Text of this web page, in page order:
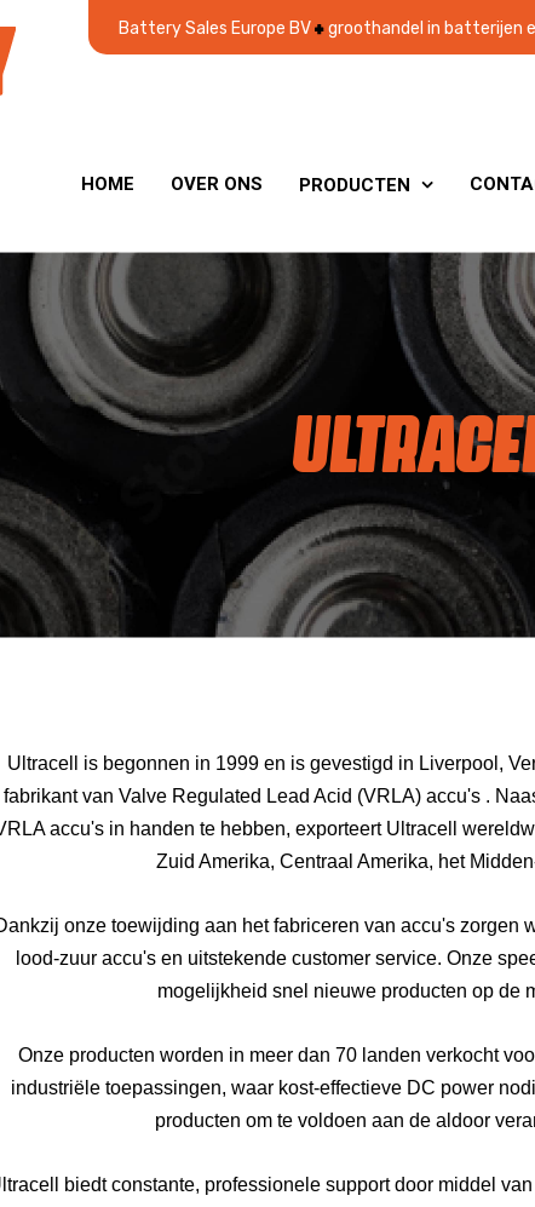
Battery Sales Europe BV groothandel in batterijen
HOME OVER ONS PRODUCTEN 
Ultracell is begonnen in 1999 en is gevestigd in Liverpool,
fabrikant van Valve Regulated Lead Acid (VRLA) accu's .
accu's in handen te hebben, exporteert Ultracell
Zuid Amerika, Centraal Amerika, het
onze toewijding aan het fabriceren van accu's zorgen
lood-zuur accu's en uitstekende customer service. Onze
mogelijkheid snel nieuwe producten op de
Onze producten worden in meer dan 70 landen verkocht
industriële toepassingen, waar kost-effectieve DC power
producten om te voldoen aan de aldoor
biedt constante, professionele support door middel